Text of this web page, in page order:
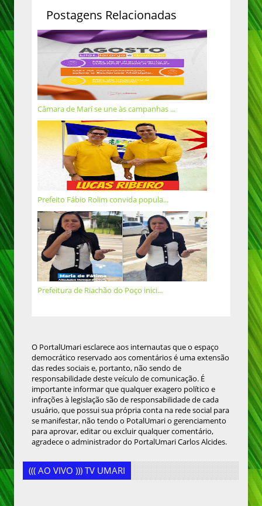
Postagens Relacionadas
Câmara de Marí se une às campanhas ...
Prefeito Fábio Rolim convida popula...
Prefeitura de Riachão do Poço inici...
O PortalUmari esclarece aos internautas que o espaço
democrático reservado aos comentários é uma extensão
das redes sociais e, portanto, não sendo de
responsabilidade deste veículo de comunicação. É
importante informar que qualquer exagero político e
infrações à legislação são de responsabilidade de cada
usuário, que possui sua própria conta na rede social para
se manifestar, não tendo o PotalUmari o gerenciamento
para aprovar, editar ou excluir qualquer comentário,
agradece o administrador do PortalUmari Carlos Alcides.
((( AO VIVO ))) TV UMARI